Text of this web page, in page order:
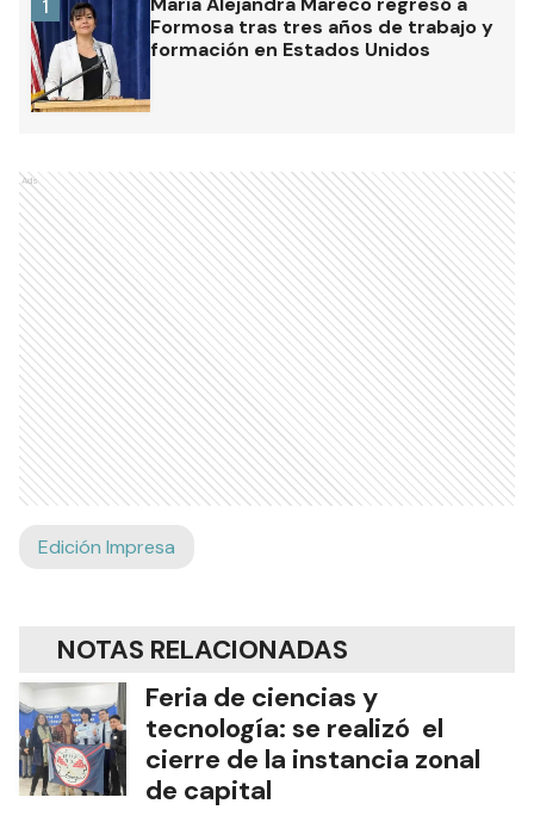
Formosa tras tres años de trabajo y
formación en Estados Unidos
1
Ads
Edición Impresa
NOTAS RELACIONADAS
Feria de ciencias y
tecnología: se realizó el
cierre de la instancia zonal
de capital